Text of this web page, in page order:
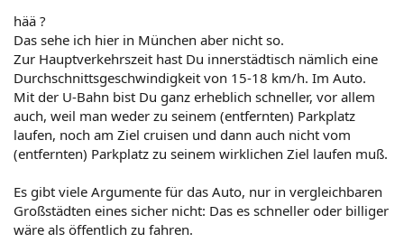
hää ?
Das sehe ich hier in München aber nicht so.
Zur Hauptverkehrszeit hast Du innerstädtisch nämlich eine
Durchschnittsgeschwindigkeit von 15-18 km/h. Im Auto.
Mit der U-Bahn bist Du ganz erheblich schneller, vor allem
auch, weil man weder zu seinem (entfernten) Parkplatz
laufen, noch am Ziel cruisen und dann auch nicht vom
(entfernten) Parkplatz zu seinem wirklichen Ziel laufen muß.
Es gibt viele Argumente für das Auto, nur in vergleichbaren
Großstädten eines sicher nicht: Das es schneller oder billiger
wäre als öffentlich zu fahren.